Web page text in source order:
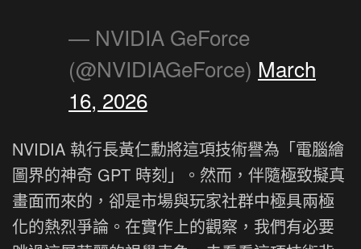
— NVIDIA GeForce
(@NVIDIAGeForce) March
16, 2026
NVIDIA 執行長黃仁勳將這項技術譽為「電腦繪
圖界的神奇 GPT 時刻」。然而，伴隨極致擬真
畫面而來的，卻是市場與玩家社群中極具兩極
化的熱烈爭論。在實作上的觀察，我們有必要